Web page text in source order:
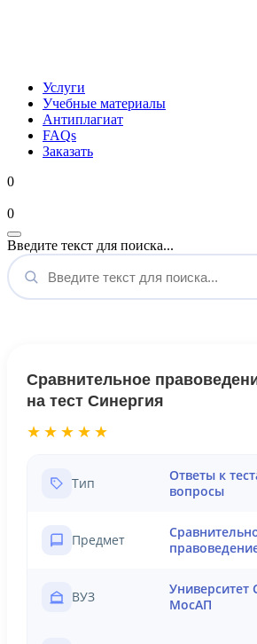
Услуги
Учебные материалы
Антиплагиат
FAQs
Заказать
0
0
Введите текст для поиска...
Сравнительное
на тест Синергия
★★★★★
Тип Ответы к
вопросы
Предмет
ВУЗ
Университет
МосАП